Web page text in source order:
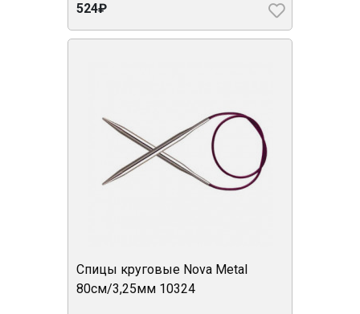
524₽
Спицы круговые Nova Metal
80см/3,25мм 10324